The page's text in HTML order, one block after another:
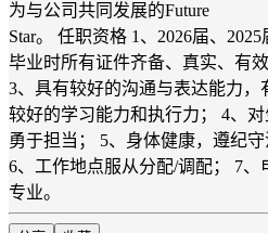
为与公司共同发展的Future
Star。 任职资格 1、2026届、
毕业时所有证件齐备、真实、有
3、具有较好的沟通与表达能力
较好的学习能力和执行力； 4、对
勇于担当； 5、身体健康，遵纪守
6、工作地点服从分配/调配； 7
专业。